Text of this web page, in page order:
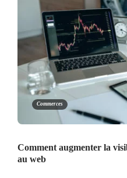
Commerces
Comment augmenter la
au web